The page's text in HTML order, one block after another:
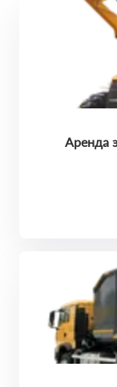
Аренда